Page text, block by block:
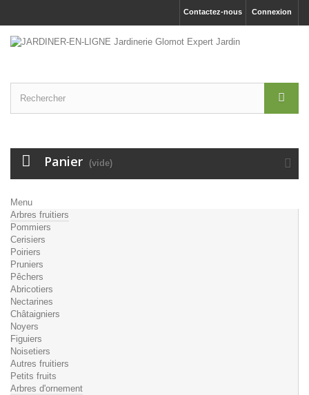
Connexion
Contactez-nous
Panier (vide)
Menu
Arbres fruitiers
Pommiers
Cerisiers
Poiriers
Pruniers
Pêchers
Abricotiers
Nectarines
Châtaigniers
Noyers
Figuiers
Noisetiers
Autres fruitiers
Petits fruits
Arbres d'ornement